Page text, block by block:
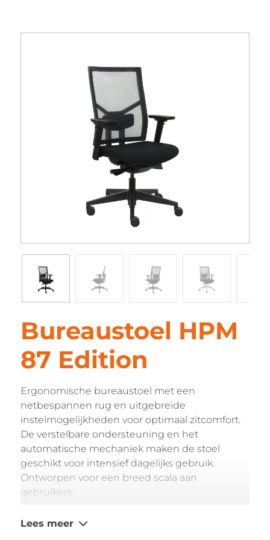
Bureaustoel HPM
87 Edition
Ergonomische bureaustoel met een
netbespannen rug en uitgebreide
instelmogelijkheden voor optimaal zitcomfort.
De verstelbare ondersteuning en het
automatische mechaniek maken de stoel
geschikt voor intensief dagelijks gebruik.
Ontworpen voor een breed scala aan
gebruikers.
specificaties:
Lees meer